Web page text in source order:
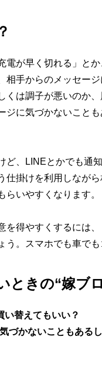
電が早く切れる」と
相手からのメッセー
くは調子が悪いのか
ジに気づかないこと
ど、LINEとかでも通
仕掛けを利用しなが
らいやすくなります。
を得やすくするには
。スマホでも車で
ときの“嫁ブ
い替えてもいい？
づかないこともある